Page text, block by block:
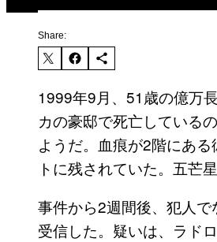
Share:
1999年9月、51歳の億万
カの豪邸で死亡している
ようだ。血痕が2階にあ
トに残されていた。五芒
事件から2週間後、犯人
受信した。疑いは、ラド